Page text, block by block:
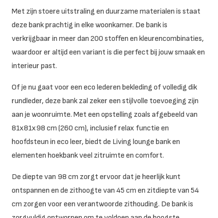
Met zijn stoere uitstraling en duurzame materialen is staat
deze bank prachtig in elke woonkamer. De bank is
verkrijgbaar in meer dan 200 stoffen en kleurencombinaties,
waardoor er altijd een variant is die perfect bij jouw smaak en
interieur past.
Of je nu gaat voor een eco lederen bekleding of volledig dik
rundleder, deze bank zal zeker een stijlvolle toevoeging zijn
aan je woonruimte. Met een opstelling zoals afgebeeld van
81x81x98 cm (260 cm), inclusief relax functie en
hoofdsteun in eco leer, biedt de Living lounge bank en
elementen hoekbank veel zitruimte en comfort.
De diepte van 98 cm zorgt ervoor dat je heerlijk kunt
ontspannen en de zithoogte van 45 cm en zitdiepte van 54
cm zorgen voor een verantwoorde zithouding. De bank is